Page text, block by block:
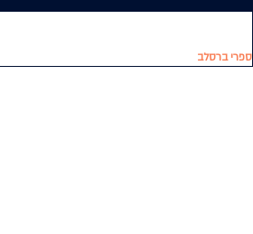
ספרי ברסלב